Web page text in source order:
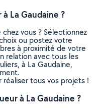
La Gaudaine ?
vous ? Sélectionnez
ou postez votre
à proximité de votre
relation avec tous les
à La Gaudaine,
tous vos projets !
à La Gaudaine ?